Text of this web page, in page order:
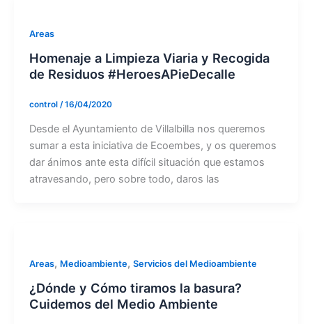
Areas
Homenaje a Limpieza Viaria y Recogida
de Residuos #HeroesAPieDecalle
control /16/04/2020
Desde el Ayuntamiento de Villalbilla nos queremos
sumar a esta iniciativa de Ecoembes, y os queremos
dar ánimos ante esta difícil situación que estamos
atravesando, pero sobre todo, daros las
Areas, Medioambiente, Servicios del Medioambiente
¿Dónde y Cómo tiramos la basura?
Cuidemos del Medio Ambiente